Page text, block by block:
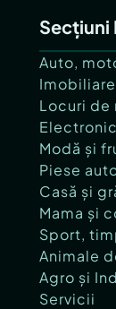
Secțiuni
Auto,
Imobiliare
Locuri de
Modă și
Piese
Casă și
Mama și
Sport,
Animale
Agro și
Servicii